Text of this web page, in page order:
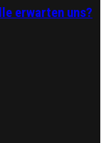
erwarten uns?